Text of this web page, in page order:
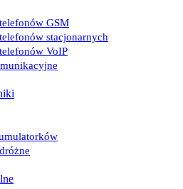
GSM
stacjonarnych
VoIP